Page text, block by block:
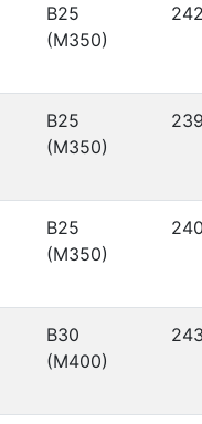
В25
(М350)
В25
(М350)
В25
(М350)
В30
(М400)